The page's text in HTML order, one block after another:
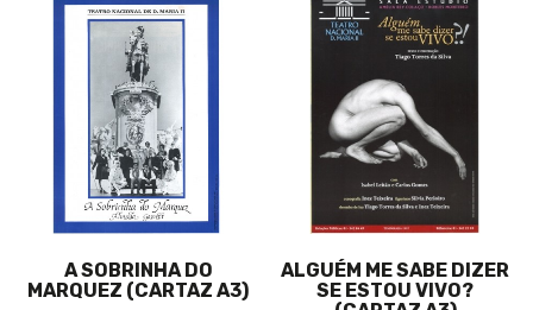
A SOBRINHA DO
MARQUEZ (CARTAZ A3)
ALGUÉM ME SABE DIZER
SE ESTOU VIVO?